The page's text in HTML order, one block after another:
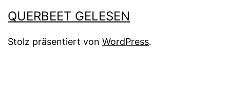
QUERBEET GELESEN
Stolz präsentiert von WordPress.